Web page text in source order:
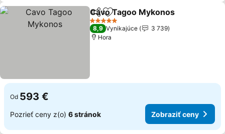
ZdieľaťPridať do obľúbených
Cavo Tagoo Mykonos
5 Počet hviezdičiek
8,9 Vynikajúce
3 739
Hora
Od 593 €
Pozrieť ceny z(o) 6 stránok Zobraziť ceny